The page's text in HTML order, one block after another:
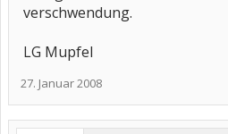
verschwendung.
LG Mupfel
27. Januar 2008